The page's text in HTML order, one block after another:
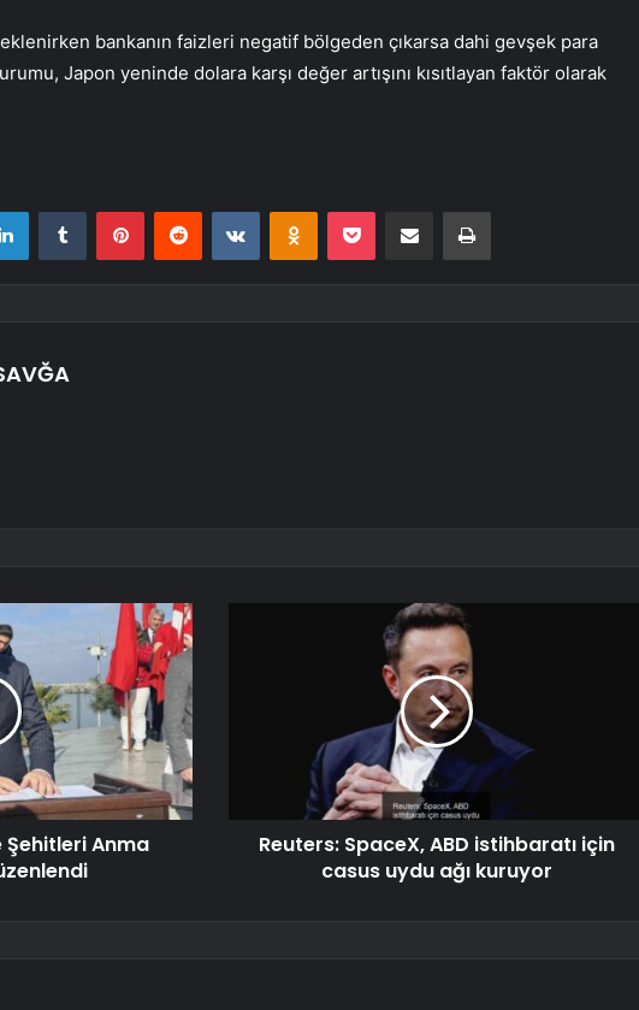
bankanın faizleri negatif bölgeden çıkarsa dahi gevşek para
Japon yeninde dolara karşı değer artışını kısıtlayan faktör olarak
LinkedInTumblr PinterestReddit VKontakteOdnoklassniki
Pocket E-Posta ile paylaş Yazdır
Şehitleri Anma
Reuters: SpaceX, ABD istihbaratı için
casus uydu ağı kuruyor